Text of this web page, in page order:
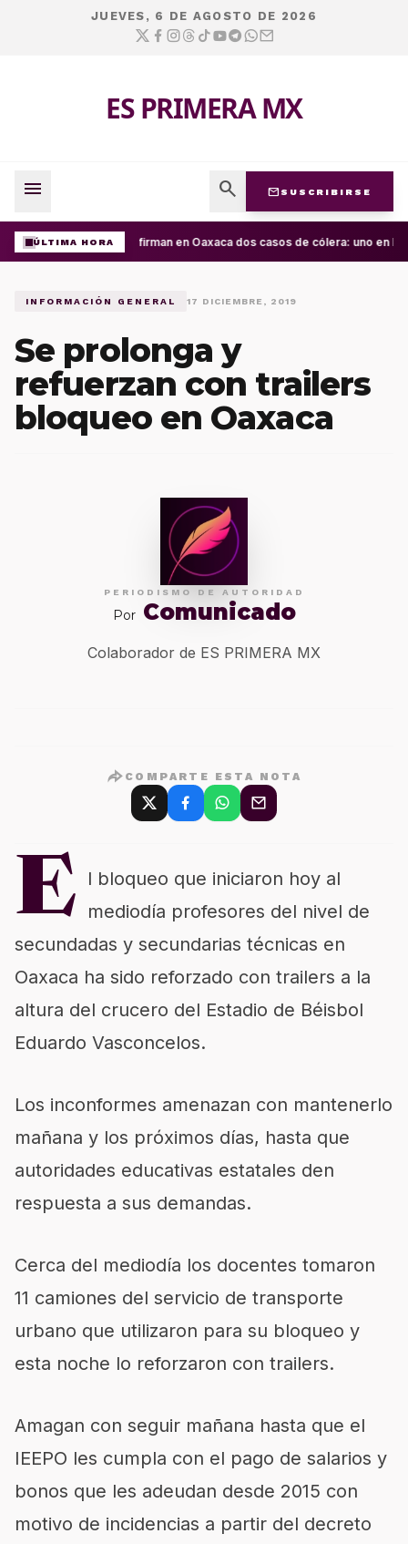
JUEVES, 6 DE AGOSTO DE 2026
ES PRIMERA MX
menu search mail SUSCRIBIRSE
ÚLTIMA HORA Confirman en Oaxaca dos casos de cólera: uno en
INFORMACIÓN GENERAL 17 DICIEMBRE, 2019
Se prolonga y
refuerzan con trailers
bloqueo en Oaxaca
PERIODISMO DE AUTORIDAD
Por Comunicado
Colaborador de ES PRIMERA MX
COMPARTE ESTA NOTA
E
l bloqueo que iniciaron hoy al
mediodía profesores del nivel de
secundadas y secundarias técnicas en
Oaxaca ha sido reforzado con trailers a la
altura del crucero del Estadio de Béisbol
Eduardo Vasconcelos.
Los inconformes amenazan con mantenerlo
mañana y los próximos días, hasta que
autoridades educativas estatales den
respuesta a sus demandas.
Cerca del mediodía los docentes tomaron
11 camiones del servicio de transporte
urbano que utilizaron para su bloqueo y
esta noche lo reforzaron con trailers.
Amagan con seguir mañana hasta que el
IEEPO les cumpla con el pago de salarios y
bonos que les adeudan desde 2015 con
motivo de incidencias a partir del decreto